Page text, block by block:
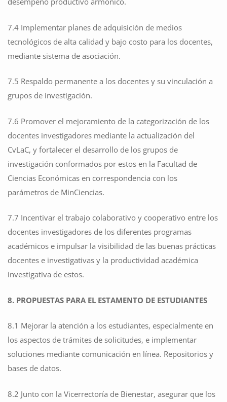
7.4 Implementar planes de adquisición de medios
tecnológicos de alta calidad y bajo costo para los docentes,
mediante sistema de asociación.
7.5 Respaldo permanente a los docentes y su vinculación a
grupos de investigación.
7.6 Promover el mejoramiento de la categorización de los
docentes investigadores mediante la actualización del
CvLaC, y fortalecer el desarrollo de los grupos de
investigación conformados por estos en la Facultad de
Ciencias Económicas en correspondencia con los
parámetros de MinCiencias.
7.7 Incentivar el trabajo colaborativo y cooperativo entre los
docentes investigadores de los diferentes programas
académicos e impulsar la visibilidad de las buenas prácticas
docentes e investigativas y la productividad académica
investigativa de estos.
8. PROPUESTAS PARA EL ESTAMENTO DE ESTUDIANTES
8.1 Mejorar la atención a los estudiantes, especialmente en
los aspectos de trámites de solicitudes, e implementar
soluciones mediante comunicación en línea. Repositorios y
bases de datos.
8.2 Junto con la Vicerrectoría de Bienestar, asegurar que los